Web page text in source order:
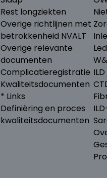
Rest longziekten
Overige richtlijnen met
betrokkenheid NVALT
Overige relevante
documenten
Complicatieregistratie
Kwaliteitsdocumenten
* Links
Definiëring en proces
kwaliteitsdocumenten